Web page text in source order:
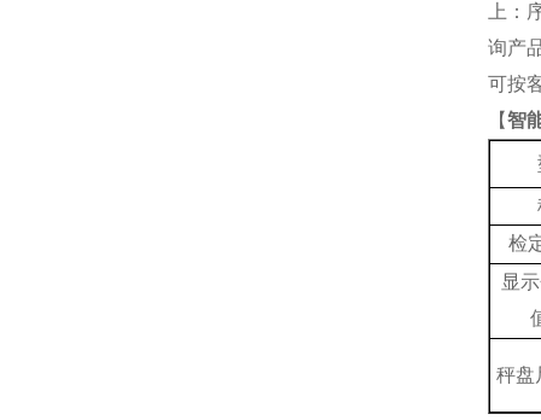
上：
询产
可按
【智
检
显
秤盘